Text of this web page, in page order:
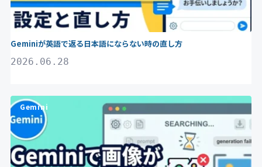
Geminiが英語で返る日本語にならない時の直し方
2026.06.28
Gemini